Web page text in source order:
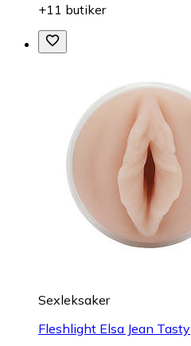
+11 butiker
Sexleksaker
Fleshlight Elsa Jean Tasty